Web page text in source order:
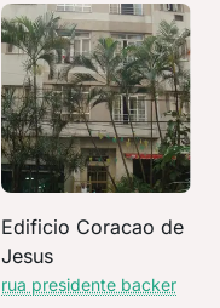
Edificio Coracao de
Jesus
rua presidente backer